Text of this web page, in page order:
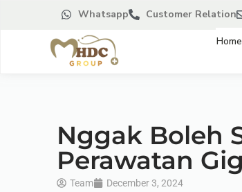
Whatsapp Customer Relation
Home
Nggak Boleh
Perawatan
Team December 3, 2024